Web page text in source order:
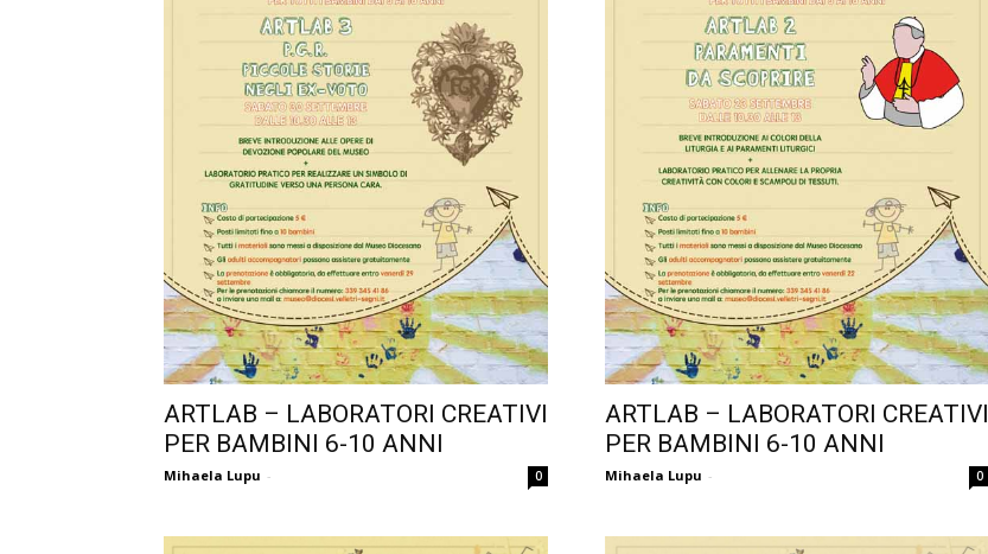
ARTLAB – LABORATORI CREATIVI
PER BAMBINI 6-10 ANNI
Mihaela Lupu - 0
ARTLAB – LABORATORI CREATIVI
PER BAMBINI 6-10 ANNI
Mihaela Lupu - 0